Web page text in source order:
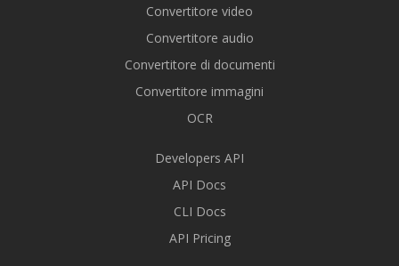
Convertitore video
Convertitore audio
Convertitore di documenti
Convertitore immagini
OCR
Developers API
API Docs
CLI Docs
API Pricing